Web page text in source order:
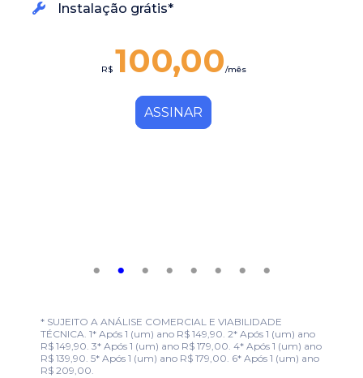
Instalação grátis*
R$ 100,00/mês
ASSINAR
* SUJEITO A ANÁLISE COMERCIAL E VIABILIDADE
TÉCNICA. 1* Após 1 (um) ano R$ 149,90. 2* Após 1 (um) ano
R$ 149,90. 3* Após 1 (um) ano R$ 179,00. 4* Após 1 (um) ano
R$ 139,90. 5* Após 1 (um) ano R$ 179,00. 6* Após 1 (um) ano
R$ 209,00.